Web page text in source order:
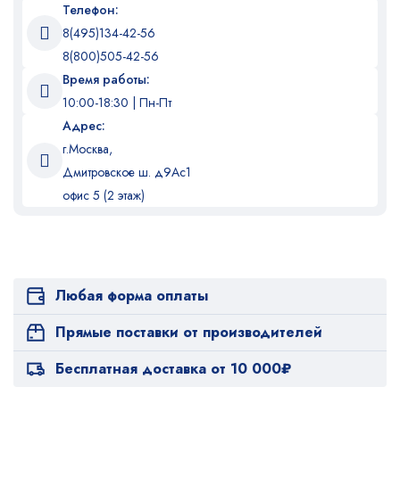
Телефон:
8(495)134-42-56
8(800)505-42-56
Время работы:
10:00-18:30 | Пн-Пт
Адрес:
г.Москва,
Дмитровское ш. д9Ас1
офис 5 (2 этаж)
Любая форма оплаты
Прямые поставки от производителей
Бесплатная доставка от 10 000₽